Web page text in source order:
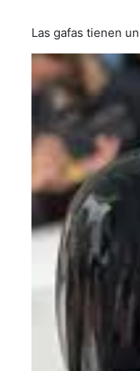
Las gafas tienen